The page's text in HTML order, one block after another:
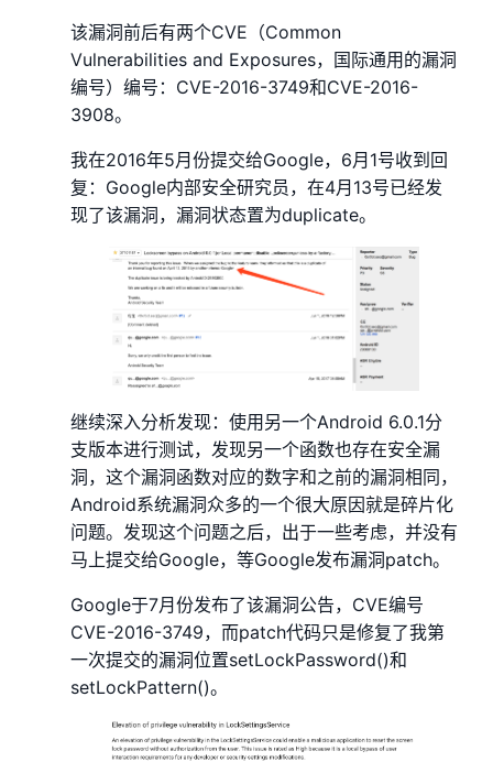
该漏洞前后有两个CVE（Common
Vulnerabilities and Exposures，国际通用的漏洞
编号）编号：CVE-2016-3749和CVE-2016-
3908。
我在2016年5月份提交给Google，6月1号收到回
复：Google内部安全研究员，在4月13号已经发
现了该漏洞，漏洞状态置为duplicate。
继续深入分析发现：使用另一个Android 6.0.1分
支版本进行测试，发现另一个函数也存在安全漏
洞，这个漏洞函数对应的数字和之前的漏洞相同，
Android系统漏洞众多的一个很大原因就是碎片化
问题。发现这个问题之后，出于一些考虑，并没有
马上提交给Google，等Google发布漏洞patch。
Google于7月份发布了该漏洞公告，CVE编号
CVE-2016-3749，而patch代码只是修复了我第
一次提交的漏洞位置setLockPassword()和
setLockPattern()。